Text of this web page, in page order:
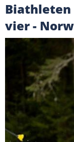
Biathleten
vier -